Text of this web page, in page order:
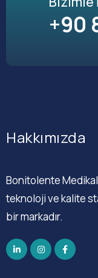
+90
Hakkımızda
Bonitolente
teknoloji ve kalite
bir markadır.